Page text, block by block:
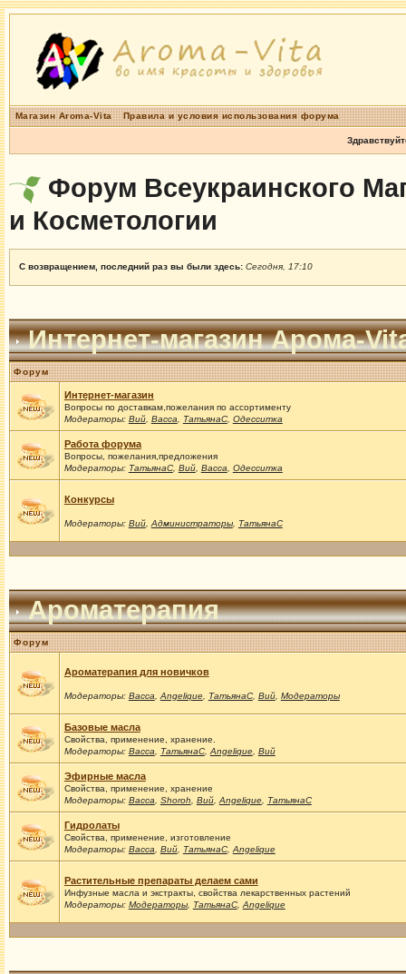
Магазин Aroma-Vita Правила и условия использования форума
Форум Всеукраинского
и Косметологии
С возвращением, последний раз вы были здесь: Сегодня, 17:10
Интернет-магазин Арома-
Форум
Интернет-магазин
Вопросы по доставкам,пожелания по ассортименту
Модераторы: Вий, Васса ТатьянаС, Одесситка
Работа форума
Вопросы, пожелания,предложения
Модераторы: ТатьянаС, Вий, Васса Одесситка
Конкурсы
Модераторы: Вий, Администраторы, ТатьянаС
Ароматерапия
Форум
Ароматерапия для новичков
Модераторы: Васса Angelique, ТатьянаС, Вий, Модераторы
Базовые масла
Свойства, применение, хранение.
Модераторы: Васса ТатьянаС, Angelique, Вий
Эфирные масла
Свойства, применение, хранение
Модераторы: Васса Shoroh Вий, Angelique, ТатьянаС
Гидролаты
Свойства, применение, изготовление
Модераторы: Васса Вий, ТатьянаС, Angelique
Растительные препараты делаем сами
Инфузные масла и экстракты, свойства лекарственных растений
Модераторы: Модераторы, ТатьянаС, Angelique